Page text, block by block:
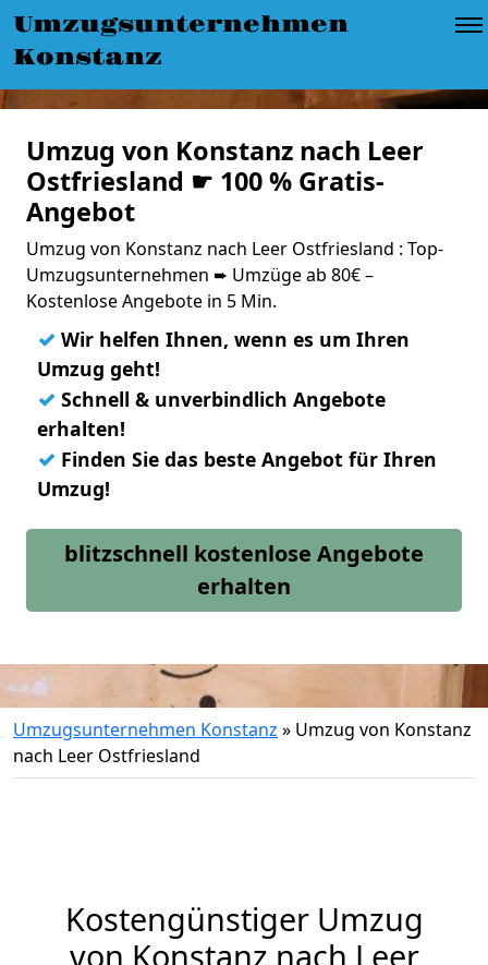
Umzugsunternehmen
Konstanz
Umzug von Konstanz nach Leer
Ostfriesland ☛ 100 % Gratis-
Angebot
Umzug von Konstanz nach Leer Ostfriesland : Top-
Umzugsunternehmen ➨ Umzüge ab 80€ –
Kostenlose Angebote in 5 Min.
✓ Wir helfen Ihnen, wenn es um Ihren
Umzug geht!
✓ Schnell & unverbindlich Angebote
erhalten!
✓ Finden Sie das beste Angebot für Ihren
Umzug!
blitzschnell kostenlose Angebote
erhalten
Umzugsunternehmen Konstanz » Umzug von Konstanz
nach Leer Ostfriesland
Kostengünstiger Umzug
von Konstanz nach Leer